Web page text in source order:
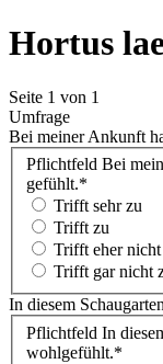
Hortus
Seite 1 von 1
Umfrage
Bei meiner Ankunft
Pflichtfeld Bei
gefühlt.*
Trifft sehr zu
Trifft zu
Trifft eher
Trifft gar nicht
In diesem
Pflichtfeld In
wohlgefühlt.*